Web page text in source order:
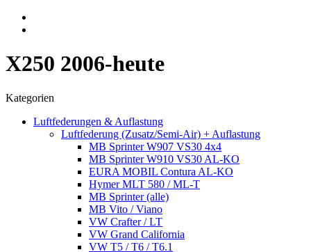
X250 2006-heute
Kategorien
Luftfederungen & Auflastung
Luftfederung (Zusatz/Semi-Air) + Auflastung
MB Sprinter W907 VS30 4x4
MB Sprinter W910 VS30 AL-KO
EURA MOBIL Contura AL-KO
Hymer MLT 580 / ML-T
MB Sprinter (alle)
MB Vito / Viano
VW Crafter / LT
VW Grand California
VW T5 / T6 / T6.1